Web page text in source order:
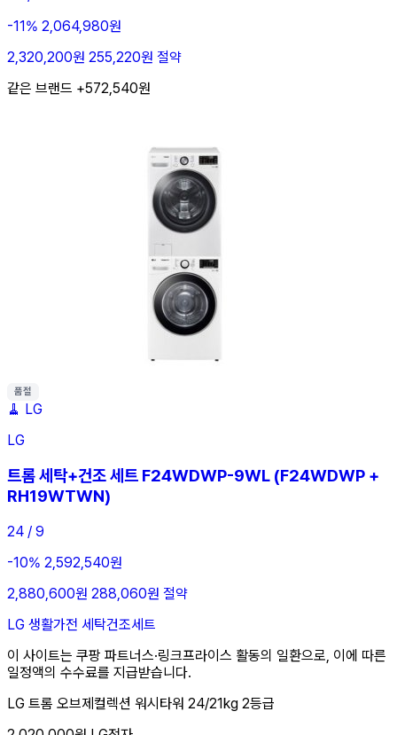
-11% 2,064,980원
2,320,200원 255,220원 절약
같은 브랜드 +572,540원
품절
🧹 LG
LG
트롬 세탁+건조 세트 F24WDWP-9WL (F24WDWP +
RH19WTWN)
24 / 9
-10% 2,592,540원
2,880,600원 288,060원 절약
LG 생활가전 세탁건조세트
이 사이트는 쿠팡 파트너스·링크프라이스 활동의 일환으로, 이에 따른
일정액의 수수료를 지급받습니다.
LG 트롬 오브제컬렉션 워시타워 24/21kg 2등급